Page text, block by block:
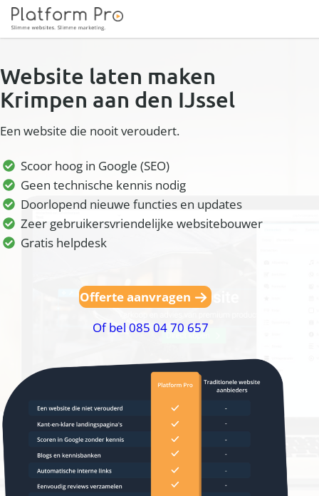
Website laten maken
Krimpen aan den IJssel
Een website die nooit veroudert.
Scoor hoog in Google (SEO)
Geen technische kennis nodig
Doorlopend nieuwe functies en updates
Zeer gebruikersvriendelijke websitebouwer
Gratis helpdesk
Offerte aanvragen
Of bel 085 04 70 657